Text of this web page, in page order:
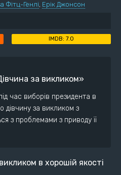
Фітц-Генлі, Ерік Джонсон
7.0
за викликом»
час виборів президента в
дівчину за викликом з
з проблемами з приводу її
в хорошій якості